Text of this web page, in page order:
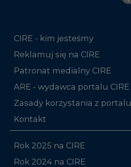
CIRE - kim jesteśmy
Reklamuj się na CIRE
Patronat medialny CIRE
ARE - wydawca portalu CIRE
Zasady korzystania z portalu
Kontakt
Rok 2025 na CIRE
Rok 2024 na CIRE